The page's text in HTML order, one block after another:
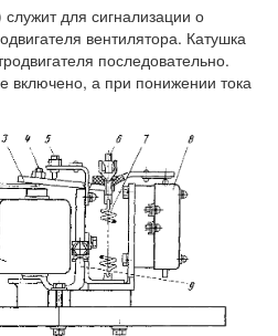
для сигнализации о
вентилятора. Катушка
последовательно.
включено, а при понижении тока